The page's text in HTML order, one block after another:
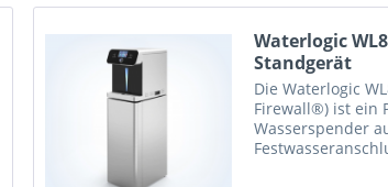
Waterlogic
Standgerät
Die Waterlogic
Firewall®) ist ein
Wasserspender